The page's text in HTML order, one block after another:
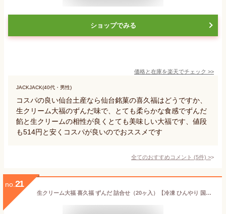
ショップでみる
価格と在庫を楽天でチェック >>
JACKJACK(40代・男性)
コスパの良い仙台土産なら仙台銘菓の喜久福はどうですか、
生クリーム大福のずんだ味で、とても柔らかな食感でずんだ
餡と生クリームの相性が良くとても美味しい大福です、値段
も514円と安くコスパが良いのでおススメです
全てのおすすめコメント (5件) >
no. 21
生クリーム大福 喜久福 ずんだ 詰合せ（20ヶ入）【冷凍 ひんやり 国産 ぬたもち 枝豆 餡 スイーツ 和菓子 お菓子 お礼 お返し ご挨拶 ギフト 詰め合わせ プレゼント 贈答 個包装 仙台 お土産 宮城 老舗 内祝い 出産祝い 】